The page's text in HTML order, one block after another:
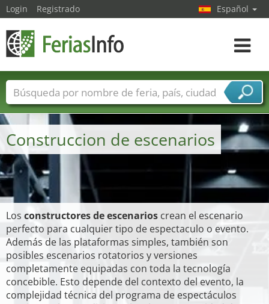
Construccion de escenarios
Los constructores de escenarios crean el escenario
perfecto para cualquier tipo de espectaculo o evento.
Además de las plataformas simples, también son
posibles escenarios rotatorios y versiones
completamente equipadas con toda la tecnología
concebible. Esto depende del contexto del evento, la
complejidad técnica del programa de espectáculos
Login Registrado Español
toggle
Nombres de ferias Países
Ciudades
Sectores de ferias
Sectores de proveedor de servicios